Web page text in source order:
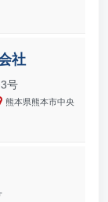
社
号
熊本県熊本市中央